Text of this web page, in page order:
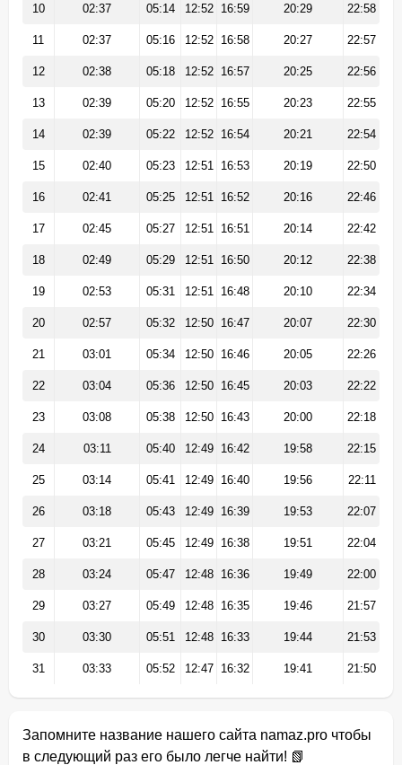
10 02:37 05:14 12:52 16:59 20:29 22:58
11 02:37 05:16 12:52 16:58 20:27 22:57
12 02:38 05:18 12:52 16:57 20:25 22:56
13 02:39 05:20 12:52 16:55 20:23 22:55
14 02:39 05:22 12:52 16:54 20:21 22:54
15 02:40 05:23 12:51 16:53 20:19 22:50
16 02:41 05:25 12:51 16:52 20:16 22:46
17 02:45 05:27 12:51 16:51 20:14 22:42
18 02:49 05:29 12:51 16:50 20:12 22:38
19 02:53 05:31 12:51 16:48 20:10 22:34
20 02:57 05:32 12:50 16:47 20:07 22:30
21 03:01 05:34 12:50 16:46 20:05 22:26
22 03:04 05:36 12:50 16:45 20:03 22:22
23 03:08 05:38 12:50 16:43 20:00 22:18
24 03:11 05:40 12:49 16:42 19:58 22:15
25 03:14 05:41 12:49 16:40 19:56 22:11
26 03:18 05:43 12:49 16:39 19:53 22:07
27 03:21 05:45 12:49 16:38 19:51 22:04
28 03:24 05:47 12:48 16:36 19:49 22:00
29 03:27 05:49 12:48 16:35 19:46 21:57
30 03:30 05:51 12:48 16:33 19:44 21:53
31 03:33 05:52 12:47 16:32 19:41 21:50
Запомните название нашего сайта namaz.pro чтобы
в следующий раз его было легче найти! 📗